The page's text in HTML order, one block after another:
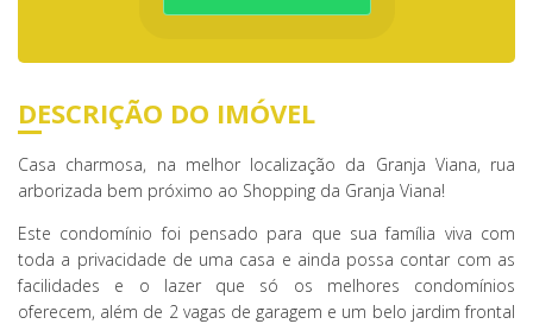
DESCRIÇÃO DO IMÓVEL
Casa charmosa, na melhor localização da Granja Viana, rua
arborizada bem próximo ao Shopping da Granja Viana!
Este condomínio foi pensado para que sua família viva com
toda a privacidade de uma casa e ainda possa contar com as
facilidades e o lazer que só os melhores condomínios
oferecem, além de 2 vagas de garagem e um belo jardim frontal